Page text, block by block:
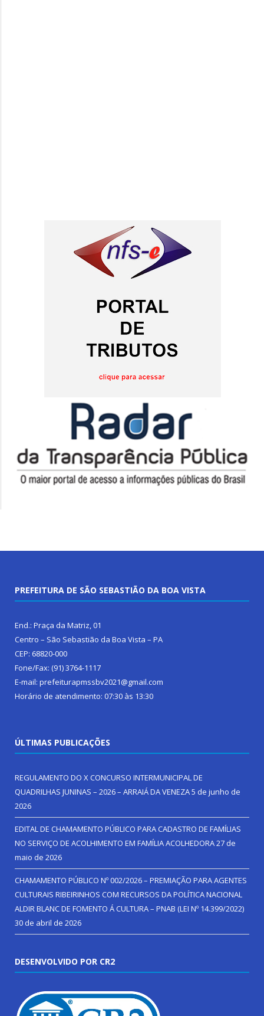
PREFEITURA DE SÃO SEBASTIÃO DA BOA VISTA
End.: Praça da Matriz, 01
Centro – São Sebastião da Boa Vista – PA
CEP: 68820-000
Fone/Fax: (91) 3764-1117
E-mail: prefeiturapmssbv2021@gmail.com
Horário de atendimento: 07:30 às 13:30
ÚLTIMAS PUBLICAÇÕES
REGULAMENTO DO X CONCURSO INTERMUNICIPAL DE
QUADRILHAS JUNINAS – 2026 – ARRAIÁ DA VENEZA5 de junho de
2026
EDITAL DE CHAMAMENTO PÚBLICO PARA CADASTRO DE FAMÍLIAS
NO SERVIÇO DE ACOLHIMENTO EM FAMÍLIA ACOLHEDORA27 de
maio de 2026
CHAMAMENTO PÚBLICO Nº 002/2026 – PREMIAÇÃO PARA AGENTES
CULTURAIS RIBEIRINHOS COM RECURSOS DA POLÍTICA NACIONAL
ALDIR BLANC DE FOMENTO Á CULTURA – PNAB (LEI Nº 14.399/2022)
30 de abril de 2026
DESENVOLVIDO POR CR2